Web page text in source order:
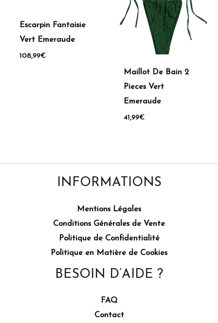
Escarpin Fantaisie
Vert Emeraude
108,99€
Maillot De Bain 2
Pieces Vert
Emeraude
41,99€
INFORMATIONS
Mentions Légales
Conditions Générales de Vente
Politique de Confidentialité
Politique en Matière de Cookies
BESOIN D’AIDE ?
FAQ
Contact